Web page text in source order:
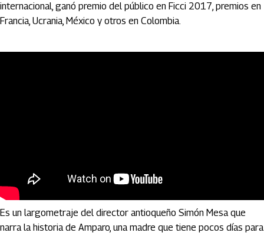
internacional, ganó premio del público en Ficci 2017, premios en
Francia, Ucrania, México y otros en Colombia.
Amparo (2022)
Es un largometraje del director antioqueño Simón Mesa que
narra la historia de Amparo, una madre que tiene pocos días para